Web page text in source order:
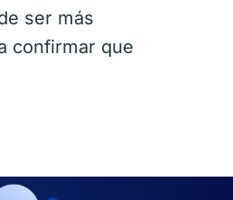
ser más
confirmar que